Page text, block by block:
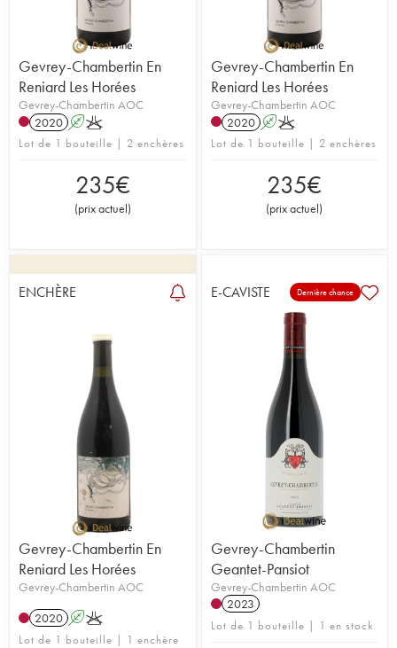
Gevrey-Chambertin En
Reniard Les Horées
Gevrey-Chambertin AOC
2020 AK
Lot de 1 bouteille | 2 enchères
235€
(prix actuel)
Gevrey-Chambertin En
Reniard Les Horées
Gevrey-Chambertin AOC
2020 AK
Lot de 1 bouteille | 2 enchères
235€
(prix actuel)
ENCHÈRE
Gevrey-Chambertin En
Reniard Les Horées
Gevrey-Chambertin AOC
2020 AK
Lot de 1 bouteille | 1 enchère
E-CAVISTE Dernière chance
Gevrey-Chambertin
Geantet-Pansiot
Gevrey-Chambertin AOC
2023
Lot de 1 bouteille | 1 en stock